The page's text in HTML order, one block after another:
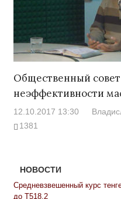
Общественный
неэффективности
12.10.2017 13:30
1381
НОВОСТИ
Средневзвешенный курс
до Т518,2